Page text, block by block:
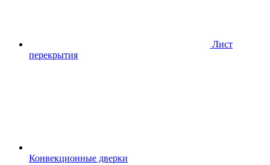
Лист
перекрытия
Конвекционные дверки